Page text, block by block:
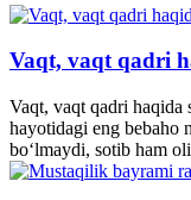
Vaqt, vaqt qadri
Vaqt, vaqt qadri
hayotidagi eng bebaho
bo‘lmaydi, sotib ham